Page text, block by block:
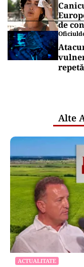
de
Alte
ACTUALITATE